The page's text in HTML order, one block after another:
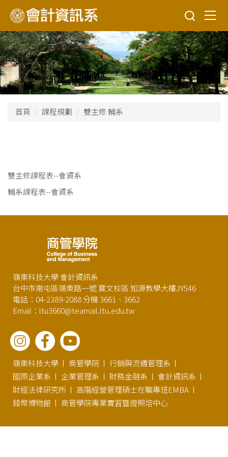
到
主
要
內
容
區
首頁 課程規劃 雙主修 輔系
雙主修課程表--會資系
輔系課程表--會資系
嶺東科技大學 會計資訊系
台中市南屯區嶺東路一號 寶文校區 知源教學大樓JY546
電話：04-2389-2088 分機 3661、3662
Email：ltu3660@teamail.ltu.edu.tw
嶺東科技大學 商管學院
行銷與流通管理系
國際企業系
企業管理系 財務金融系
會計資訊系
財經法律研究所
高階經營管理碩士在職專班EMBA
錢幣博物館
商管學院專業實習暨證照培中心